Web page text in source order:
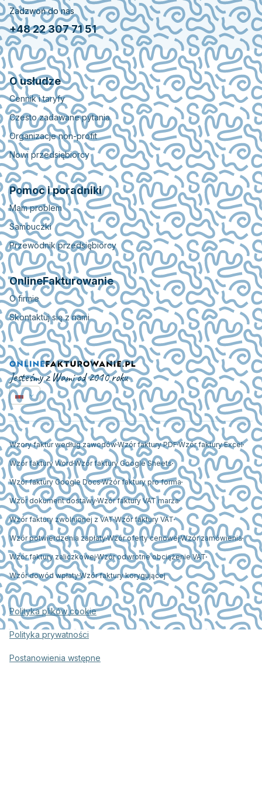
Zadzwoń do nas
+48 22 307 71 51
O usłudze
Cennik i taryfy
Czesto zadawane pytania
Organizacje non-profit
Nowi przedsiębiorcy
Pomoc i poradniki
Mam problem
Samouczki
Przewodnik przedsiębiorcy
OnlineFakturowanie
O firmie
Skontaktuj się z nami
Jesteśmy z Wami od 2010 roku
Wzory faktur według zawodówWzór faktury PDFWzór faktury Excel
Wzór faktury Word Wzór faktury Google Sheets
Wzór faktury Google DocsWzór faktury pro forma
Wzór dokument dostawyWzór faktury VAT marża
Wzór faktury zwolnionej z VATWzór faktury VAT
Wzór potwierdzenia zapłatyWzór oferty cenowejWzór zamówienia
Wzór faktury zaliczkowej Wzór odwrotne obciążenie VAT
Wzór dowód wpłatyWzór faktury korygującej
Polityka plików cookie
Polityka prywatności
Postanowienia wstępne